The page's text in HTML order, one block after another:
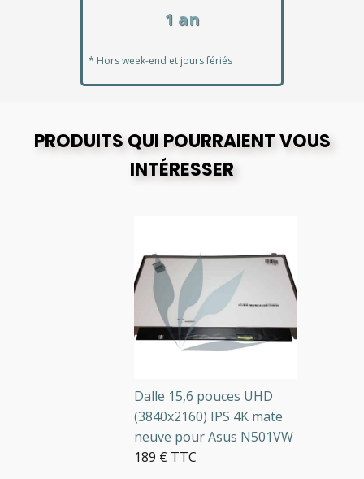
1 an
* Hors week-end et jours fériés
PRODUITS QUI POURRAIENT VOUS
INTÉRESSER
Dalle 15,6 pouces UHD
(3840x2160) IPS 4K mate
neuve pour Asus N501VW
189 € TTC